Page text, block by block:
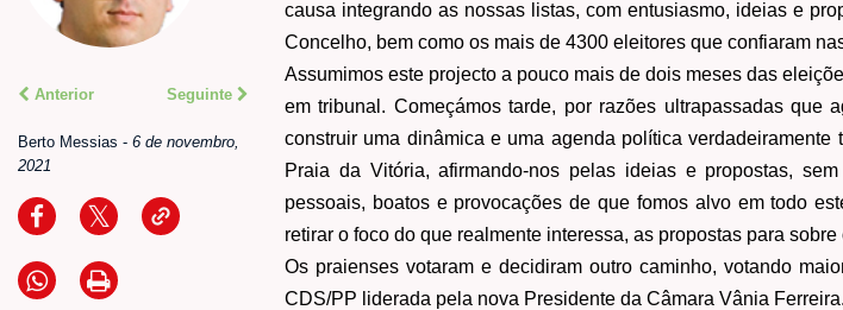
Anterior Seguinte
Berto Messias - 6 de novembro,
2021
causa integrando as nossas listas, com entusiasmo, ideias e
Concelho, bem como os mais de 4300 eleitores que confiaram
Assumimos este projecto a pouco mais de dois meses das
em tribunal. Começámos tarde, por razões ultrapassadas que
construir uma dinâmica e uma agenda política
Praia da Vitória, afirmando-nos pelas ideias e propostas,
pessoais, boatos e provocações de que fomos alvo em todo
retirar o foco do que realmente interessa, as propostas para
Os praienses votaram e decidiram outro caminho, votando
CDS/PP liderada pela nova Presidente da Câmara Vânia Ferreira.